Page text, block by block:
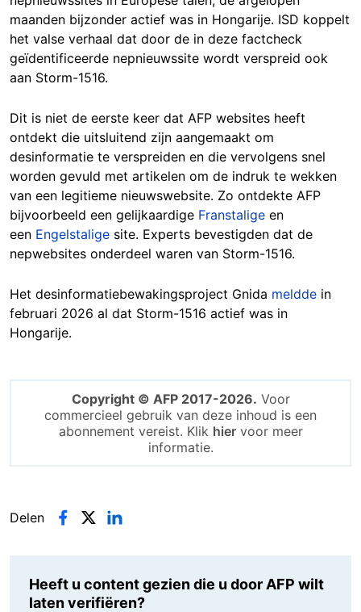
maanden bijzonder actief was in Hongarije. ISD koppelt
het valse verhaal dat door de in deze factcheck
geïdentificeerde nepnieuwssite wordt verspreid ook
aan Storm-1516.
Dit is niet de eerste keer dat AFP websites heeft
ontdekt die uitsluitend zijn aangemaakt om
desinformatie te verspreiden en die vervolgens snel
worden gevuld met artikelen om de indruk te wekken
van een legitieme nieuwswebsite. Zo ontdekte AFP
bijvoorbeeld een gelijkaardige Franstalige en
een Engelstalige site. Experts bevestigden dat de
nepwebsites onderdeel waren van Storm-1516.
Het desinformatiebewakingsproject Gnida meldde in
februari 2026 al dat Storm-1516 actief was in
Hongarije.
Copyright © AFP 2017-2026. Voor
commercieel gebruik van deze inhoud is een
abonnement vereist. Klik hiervoor meer
informatie.
Delen
Heeft u content gezien die u door AFP wilt
laten verifiëren?